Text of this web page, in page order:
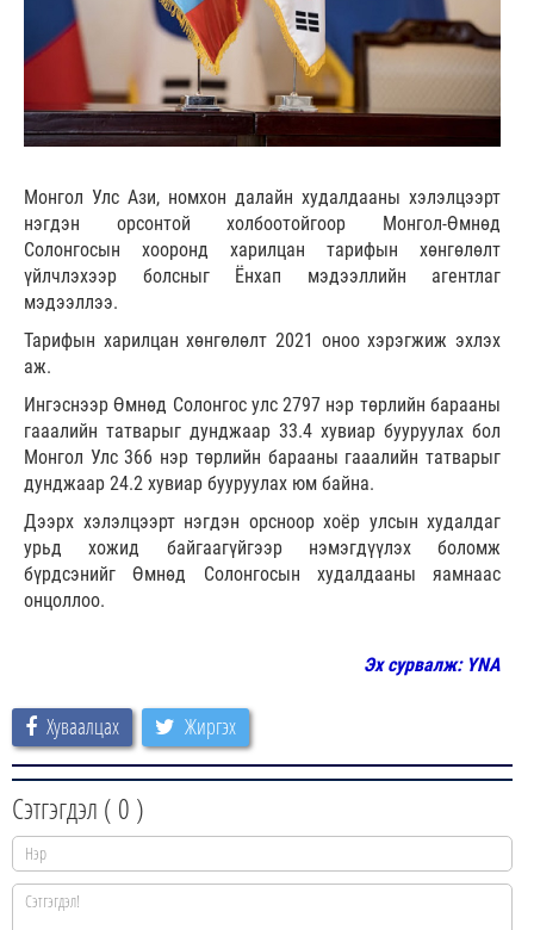
Монгол Улс Ази, номхон далайн худалдааны хэлэлцээрт
нэгдэн орсонтой холбоотойгоор Монгол-Өмнөд
Солонгосын хооронд харилцан тарифын хөнгөлөлт
үйлчлэхээр болсныг Ёнхап мэдээллийн агентлаг
мэдээллээ.
Тарифын харилцан хөнгөлөлт 2021 оноо хэрэгжиж эхлэх
аж.
Ингэснээр Өмнөд Солонгос улс 2797 нэр төрлийн барааны
гааалийн татварыг дунджаар 33.4 хувиар бууруулах бол
Монгол Улс 366 нэр төрлийн барааны гааалийн татварыг
дунджаар 24.2 хувиар бууруулах юм байна.
Дээрх хэлэлцээрт нэгдэн орсноор хоёр улсын худалдаг
урьд хожид байгаагүйгээр нэмэгдүүлэх боломж
бүрдсэнийг Өмнөд Солонгосын худалдааны яамнаас
онцоллоо.
Эх сурвалж: YNA
Хуваалцах Жиргэх
Сэтгэгдэл ( 0 )